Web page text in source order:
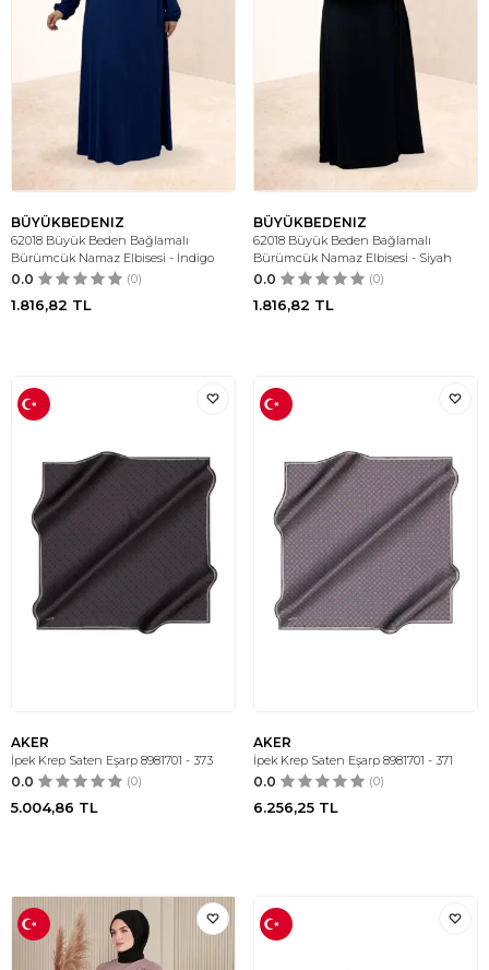
BÜYÜKBEDENIZ
62018 Büyük Beden Bağlamalı
Bürümcük Namaz Elbisesi - İndigo
0.0 (0)
1.816,82 TL
BÜYÜKBEDENIZ
62018 Büyük Beden Bağlamalı
Bürümcük Namaz Elbisesi - Siyah
0.0 (0)
1.816,82 TL
AKER
İpek Krep Saten Eşarp 8981701 - 373
0.0 (0)
5.004,86 TL
AKER
İpek Krep Saten Eşarp 8981701 - 371
0.0 (0)
6.256,25 TL